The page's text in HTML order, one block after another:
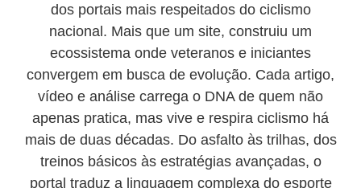
dos portais mais respeitados do ciclismo
nacional. Mais que um site, construiu um
ecossistema onde veteranos e iniciantes
convergem em busca de evolução. Cada artigo,
vídeo e análise carrega o DNA de quem não
apenas pratica, mas vive e respira ciclismo há
mais de duas décadas. Do asfalto às trilhas, dos
treinos básicos às estratégias avançadas, o
portal traduz a linguagem complexa do esporte